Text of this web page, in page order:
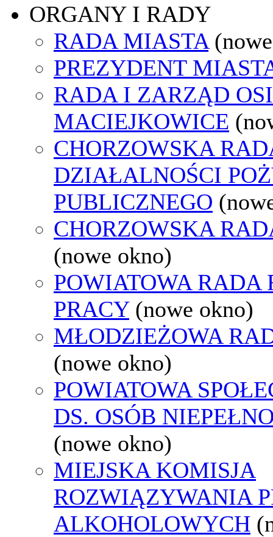
ORGANY I RADY
RADA MIASTA
PREZYDENT
RADA I ZARZĄD
MACIEJKOWICE
CHORZOWSKA
DZIAŁALNOŚCI
PUBLICZNEGO
CHORZOWSKA
(nowe okno)
POWIATOWA RADA
PRACY (nowe okno)
MŁODZIEŻOWA
(nowe okno)
POWIATOWA
DS. OSÓB
(nowe okno)
MIEJSKA KOMISJA
ROZWIĄZYWANIA
ALKOHOLOWYCH